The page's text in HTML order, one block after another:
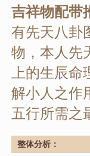
吉祥物配带
有先天八卦
物，本人先
上的生辰
解小人之作
五行所需之
整体分析：